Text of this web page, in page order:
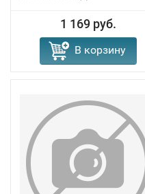
1 169 руб.
В корзину